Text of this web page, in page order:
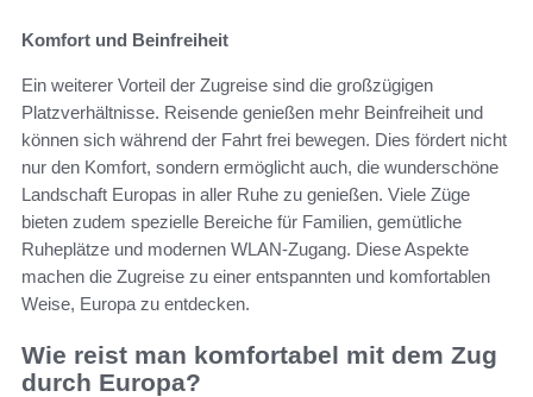
Komfort und Beinfreiheit
Ein weiterer Vorteil der Zugreise sind die großzügigen
Platzverhältnisse. Reisende genießen mehr Beinfreiheit und
können sich während der Fahrt frei bewegen. Dies fördert nicht
nur den Komfort, sondern ermöglicht auch, die wunderschöne
Landschaft Europas in aller Ruhe zu genießen. Viele Züge
bieten zudem spezielle Bereiche für Familien, gemütliche
Ruheplätze und modernen WLAN-Zugang. Diese Aspekte
machen die Zugreise zu einer entspannten und komfortablen
Weise, Europa zu entdecken.
Wie reist man komfortabel mit dem Zug
durch Europa?